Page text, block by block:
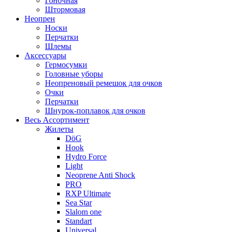
Штормовая
Неопрен
Носки
Перчатки
Шлемы
Аксессуары
Гермосумки
Головные уборы
Неопреновый ремешок для очков
Очки
Перчатки
Шнурок-поплавок для очков
Весь Ассортимент
Жилеты
DöG
Hook
Hydro Force
Light
Neoprene Anti Shock
PRO
RXP Ultimate
Sea Star
Slalom one
Standart
Universal